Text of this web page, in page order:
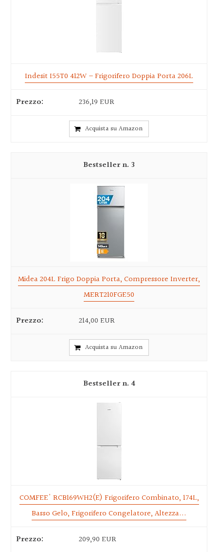
Indesit I55T0 412W – Frigorifero Doppia Porta 206L
236,19 EUR
Acquista su Amazon
3
Midea 204L Frigo Doppia Porta, Compressore Inverter,
MERT210FGE50
214,00 EUR
Acquista su Amazon
4
COMFEE' RCB169WH2(E) Frigorifero Combinato, 174L,
Basso Gelo, Frigorifero Congelatore, Altezza...
209,90 EUR